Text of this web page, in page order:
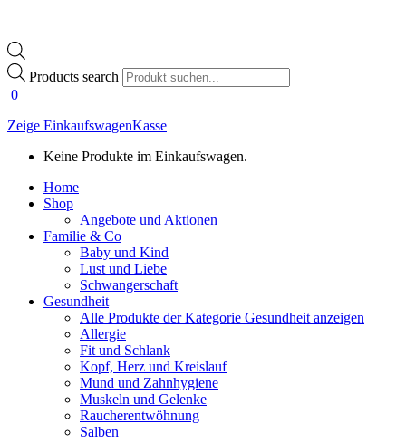
Products search
0
Zeige EinkaufswagenKasse
Keine Produkte im Einkaufswagen.
Home
Shop
Angebote und Aktionen
Familie & Co
Baby und Kind
Lust und Liebe
Schwangerschaft
Gesundheit
Alle Produkte der Kategorie Gesundheit anzeigen
Allergie
Fit und Schlank
Kopf, Herz und Kreislauf
Mund und Zahnhygiene
Muskeln und Gelenke
Raucherentwöhnung
Salben